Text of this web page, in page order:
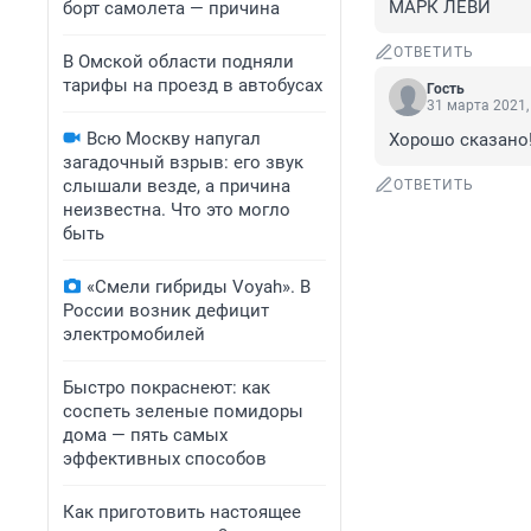
борт самолета — причина
В Омской области подняли
тарифы на проезд в автобусах
Всю Москву напугал
загадочный взрыв: его звук
слышали везде, а причина
неизвестна. Что это могло
быть
«Смели гибриды Voyah». В
России возник дефицит
электромобилей
Быстро покраснеют: как
соспеть зеленые помидоры
дома — пять самых
эффективных способов
Как приготовить настоящее
МАРК ЛЕВИ
ОТВЕТИТЬ
Гость
31 марта 2021,
Хорошо сказано!
ОТВЕТИТЬ